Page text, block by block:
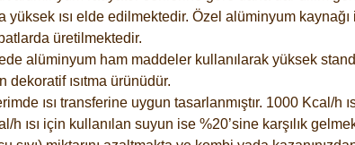
yüksek ısı elde edilmektedir. Özel alüminyum
üretilmektedir.
alüminyum ham maddeler kullanılarak yüksek
ısıtma ürünüdür.
ısı transferine uygun tasarlanmıştır. 1000 Kcal/h
ısı için kullanılan suyun ise %20’sine karşılık